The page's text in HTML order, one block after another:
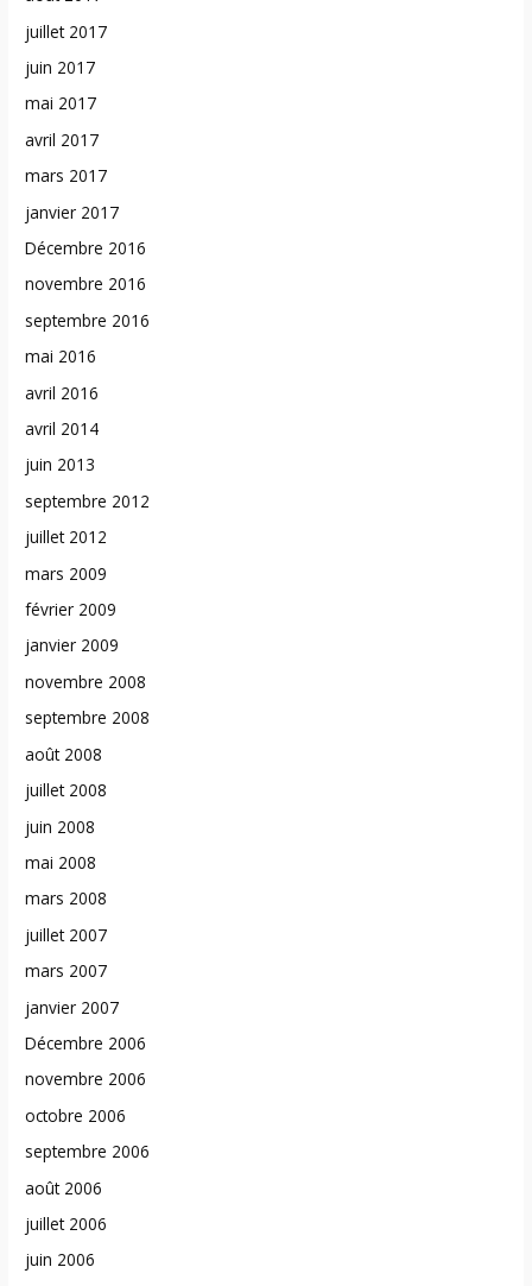
juillet 2017
juin 2017
mai 2017
avril 2017
mars 2017
janvier 2017
Décembre 2016
novembre 2016
septembre 2016
mai 2016
avril 2016
avril 2014
juin 2013
septembre 2012
juillet 2012
mars 2009
février 2009
janvier 2009
novembre 2008
septembre 2008
août 2008
juillet 2008
juin 2008
mai 2008
mars 2008
juillet 2007
mars 2007
janvier 2007
Décembre 2006
novembre 2006
octobre 2006
septembre 2006
août 2006
juillet 2006
juin 2006